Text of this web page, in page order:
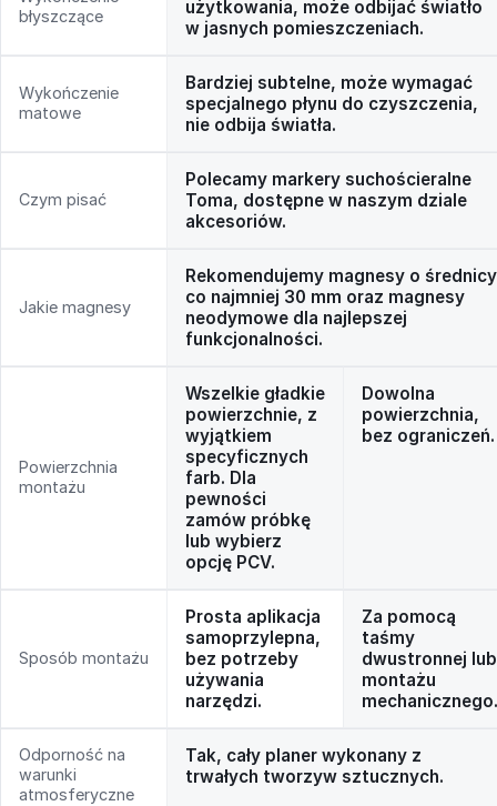
błyszczące
użytkowania, może odbijać światło
w jasnych pomieszczeniach.
Wykończenie
matowe
Bardziej subtelne, może wymagać
specjalnego płynu do czyszczenia,
nie odbija światła.
Czym pisać
Polecamy markery suchościeralne
Toma, dostępne w naszym dziale
akcesoriów.
Jakie magnesy
Rekomendujemy magnesy o średnicy
co najmniej 30 mm oraz magnesy
neodymowe dla najlepszej
funkcjonalności.
Powierzchnia
montażu
Wszelkie gładkie
powierzchnie, z
wyjątkiem
specyficznych
farb. Dla
pewności
zamów próbkę
lub wybierz
opcję PCV.
Dowolna
powierzchnia,
bez ograniczeń.
Sposób montażu
Prosta aplikacja
samoprzylepna,
bez potrzeby
używania
narzędzi.
Za pomocą
taśmy
dwustronnej lub
montażu
mechanicznego.
Odporność na
warunki
atmosferyczne
Tak, cały planer wykonany z
trwałych tworzyw sztucznych.